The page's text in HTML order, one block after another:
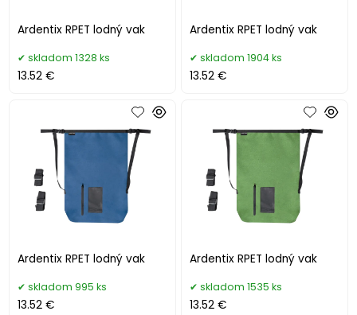
Ardentix RPET lodný vak
skladom 1328 ks
13.52 €
Ardentix RPET lodný vak
skladom 1904 ks
13.52 €
Ardentix RPET lodný vak
skladom 995 ks
13.52 €
Ardentix RPET lodný vak
skladom 1535 ks
13.52 €